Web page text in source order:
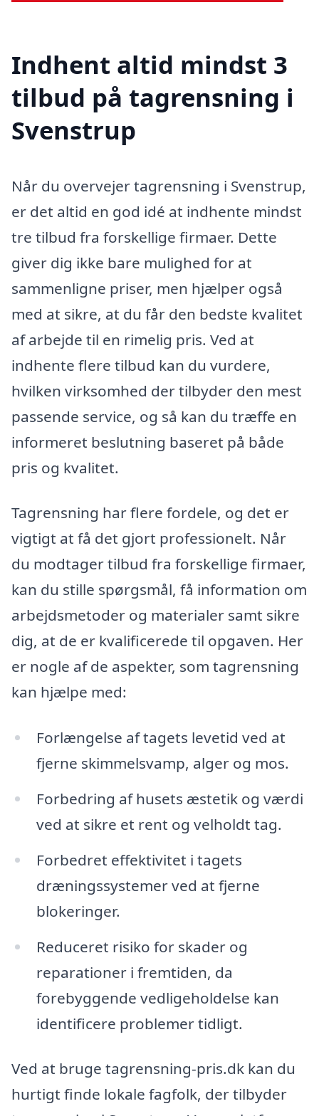
Indhent altid mindst 3
tilbud på tagrensning i
Svenstrup
Når du overvejer tagrensning i Svenstrup,
er det altid en god idé at indhente mindst
tre tilbud fra forskellige firmaer. Dette
giver dig ikke bare mulighed for at
sammenligne priser, men hjælper også
med at sikre, at du får den bedste kvalitet
af arbejde til en rimelig pris. Ved at
indhente flere tilbud kan du vurdere,
hvilken virksomhed der tilbyder den mest
passende service, og så kan du træffe en
informeret beslutning baseret på både
pris og kvalitet.
Tagrensning har flere fordele, og det er
vigtigt at få det gjort professionelt. Når
du modtager tilbud fra forskellige firmaer,
kan du stille spørgsmål, få information om
arbejdsmetoder og materialer samt sikre
dig, at de er kvalificerede til opgaven. Her
er nogle af de aspekter, som tagrensning
kan hjælpe med:
Forlængelse af tagets levetid ved at
fjerne skimmelsvamp, alger og mos.
Forbedring af husets æstetik og værdi
ved at sikre et rent og velholdt tag.
Forbedret effektivitet i tagets
dræningssystemer ved at fjerne
blokeringer.
Reduceret risiko for skader og
reparationer i fremtiden, da
forebyggende vedligeholdelse kan
identificere problemer tidligt.
Ved at bruge tagrensning-pris.dk kan du
hurtigt finde lokale fagfolk, der tilbyder